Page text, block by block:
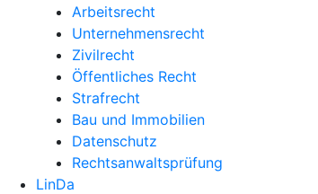
Arbeitsrecht
Unternehmens­recht
Zivilrecht
Öffentliches Recht
Strafrecht
Bau und Immobilien
Datenschutz
Rechtsanwalts­prüfung
LinDa